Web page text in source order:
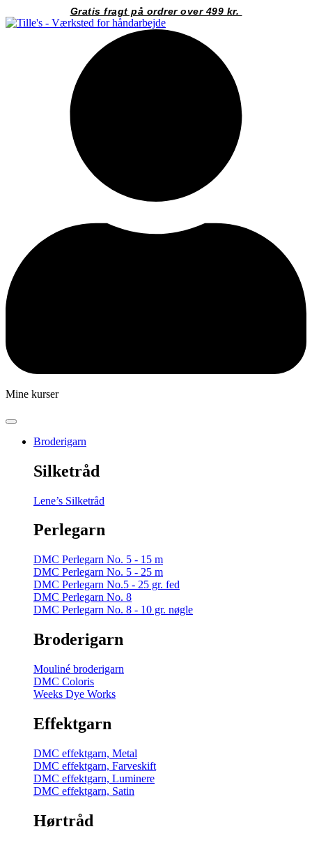
til
Gratis fragt på ordrer over 499 kr.
Mine kurser
Broderigarn
Silketråd
Lene’s Silketråd
Perlegarn
DMC Perlegarn No. 5 - 15 m
DMC Perlegarn No. 5 - 25 m
DMC Perlegarn No.5 - 25 gr. fed
DMC Perlegarn No. 8
DMC Perlegarn No. 8 - 10 gr. nøgle
Broderigarn
Mouliné broderigarn
DMC Coloris
Weeks Dye Works
Effektgarn
DMC effektgarn, Metal
DMC effektgarn, Farveskift
DMC effektgarn, Luminere
DMC effektgarn, Satin
Hørtråd